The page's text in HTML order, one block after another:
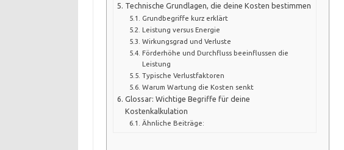
Technische Grundlagen, die deine Kosten bestimmen
Grundbegriffe kurz erklärt
Leistung versus Energie
Wirkungsgrad und Verluste
Förderhöhe und Durchfluss beeinflussen die
Leistung
Typische Verlustfaktoren
Warum Wartung die Kosten senkt
Glossar: Wichtige Begriffe für deine
Kostenkalkulation
Ähnliche Beiträge: